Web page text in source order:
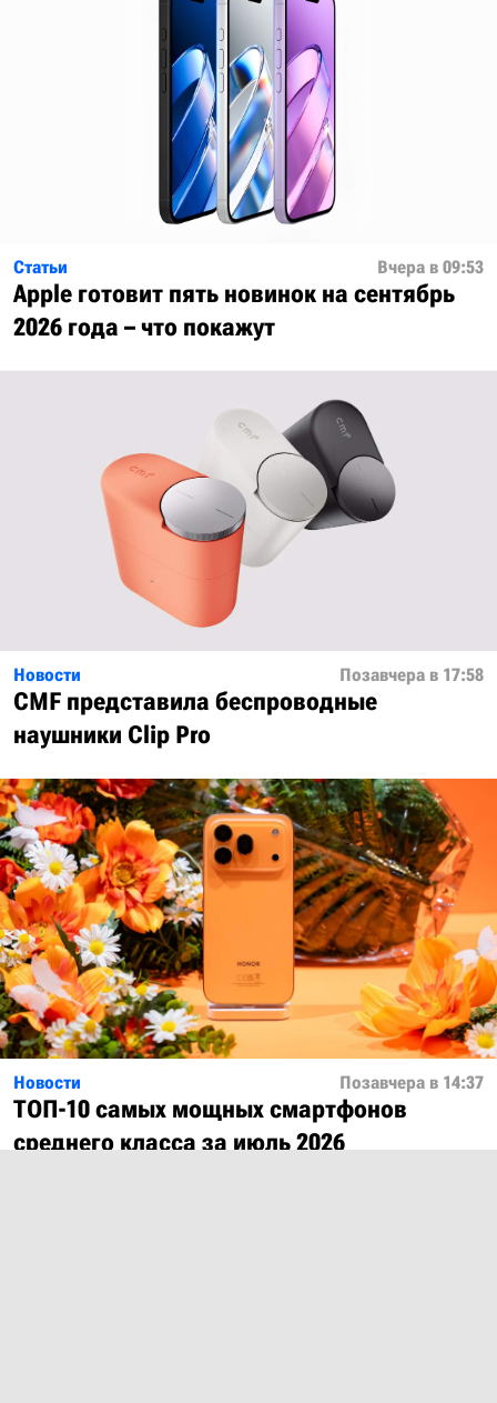
Статьи Вчера в 09:53
Apple готовит пять новинок на сентябрь
2026 года – что покажут
Новости Позавчера в 17:58
CMF представила беспроводные
наушники Clip Pro
Новости Позавчера в 14:37
ТОП-10 самых мощных смартфонов
среднего класса за июль 2026